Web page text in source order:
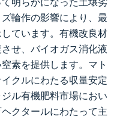
輪作の影響により、最
しています。有機改良材
せ、バイオガス消化液
素を提供します。マト
クルにわたる収量安定
ル有機肥料市場におい
クタールにわたって主